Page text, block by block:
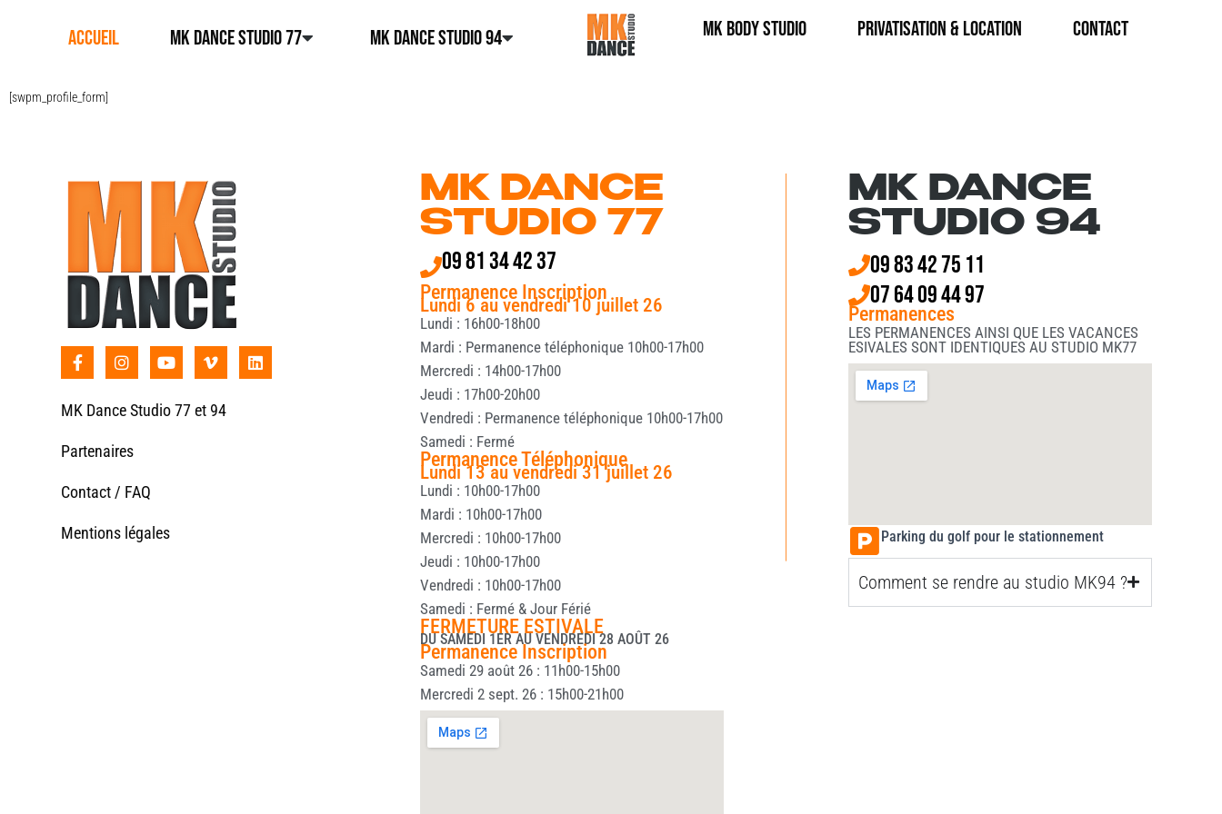
ACCUEIL MK DANCE STUDIO 77 MK DANCE STUDIO 94 MK BODY STUDIO Privatisation & Location CONTACT
[swpm_profile_form]
MK Dance Studio 77 et 94
Partenaires
Contact / FAQ
Mentions légales
MK DANCE
STUDIO 77
09 81 34 42 37
Permanence Inscription
Lundi 6 au vendredi 10 juillet 26
Lundi : 16h00-18h00
Mardi : Permanence téléphonique 10h00-17h00
Mercredi : 14h00-17h00
Jeudi : 17h00-20h00
Vendredi : Permanence téléphonique 10h00-17h00
Samedi : Fermé
Permanence Téléphonique
Lundi 13 au vendredi 31 juillet 26
Lundi : 10h00-17h00
Mardi : 10h00-17h00
Mercredi : 10h00-17h00
Jeudi : 10h00-17h00
Vendredi : 10h00-17h00
Samedi : Fermé & Jour Férié
FERMETURE ESTIVALE
DU SAMEDI 1ER AU VENDREDI 28 AOÛT 26
Permanence Inscription
Samedi 29 août 26 : 11h00-15h00
Mercredi 2 sept. 26 : 15h00-21h00
MK DANCE
STUDIO 94
09 83 42 75 11
07 64 09 44 97
Permanences
LES PERMANENCES AINSI QUE LES VACANCES
ESIVALES SONT IDENTIQUES AU STUDIO MK77
Parking du golf pour le stationnement
Comment se rendre au studio MK94 ?